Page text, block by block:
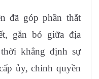
đã góp phần thắt
gắn bó giữa địa
khẳng định sự
ủy, chính quyền